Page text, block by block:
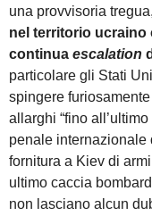
una provvisoria tregua,
nel territorio ucraino
continua escalation
particolare gli Stati
spingere
allarghi “fino
penale internazionale
fornitura a Kiev di
ultimo caccia
non lasciano alcun